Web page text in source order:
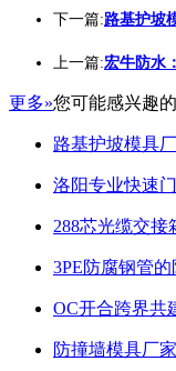
下一篇:路基护坡
上一篇:宏牛防水
更多»您可能感兴趣
路基护坡模具
洛阳专业快速
288芯光缆交接
3PE防腐钢管
OC开合跨界共
防撞墙模具厂